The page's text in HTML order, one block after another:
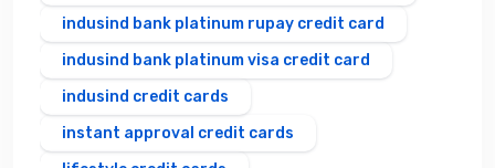
indusind bank platinum rupay credit card
indusind bank platinum visa credit card
indusind credit cards
instant approval credit cards